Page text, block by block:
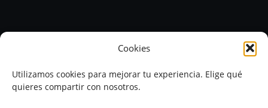
Cookies
Utilizamos cookies para mejorar tu experiencia. Elige qué
quieres compartir con nosotros.